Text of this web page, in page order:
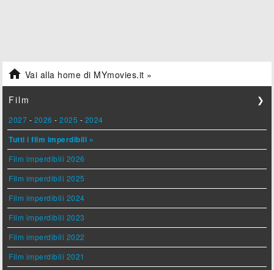
 Vai alla home di MYmovies.it »
Film ❯
2027 - 2026 -2025 - 2024
Tutti i film imperdibili »
Film imperdibili 2026
Film imperdibili 2025
Film imperdibili 2024
Film imperdibili 2023
Film imperdibili 2022
Film imperdibili 2021